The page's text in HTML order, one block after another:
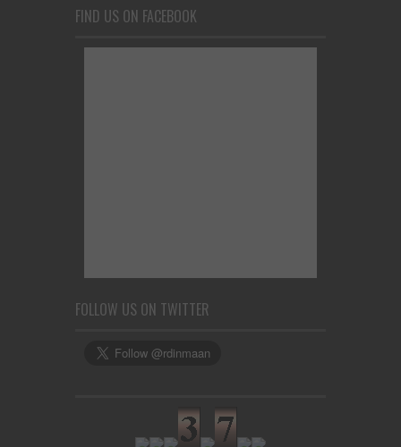
FIND US ON FACEBOOK
FOLLOW US ON TWITTER